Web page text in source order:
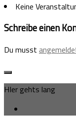
Keine
Schreibe einen
Du musst
HIer gehts lang